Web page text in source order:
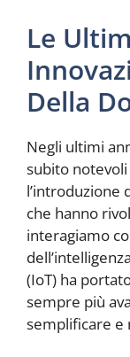
Le
Della
Negli ultimi
subito
l’introduzione
che hanno
interagiamo
(IoT) ha
sempre più
semplificare e